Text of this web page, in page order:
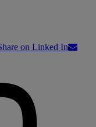
on Linked In